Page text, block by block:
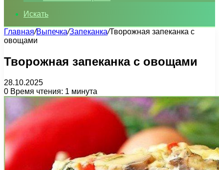
Искать
Главная/Выпечка/Запеканка/Творожная запеканка с
овощами
Творожная запеканка с овощами
28.10.2025
0 Время чтения: 1 минута